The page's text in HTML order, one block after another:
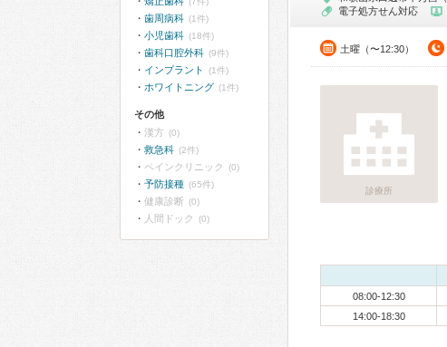
電子処方せん対応
土曜（〜12:30）
診療所
08:00-12:30
14:00-18:30
歯周病科 (1件)
小児歯科 (18件)
歯科口腔外科 (9件)
インプラント (1件)
ホワイトニング (1件)
その他
漢方 (0)
救急科 (2件)
ペインクリニック (0)
予防接種 (65件)
健康診断 (0)
人間ドック (0)